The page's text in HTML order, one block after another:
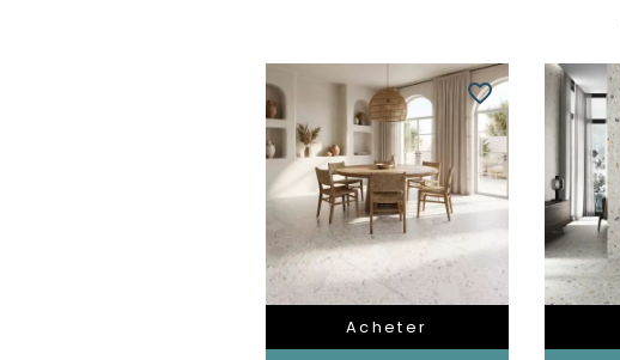
Acheter
favorite_border